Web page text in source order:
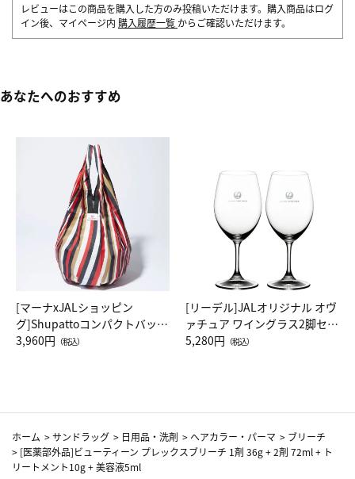
レビューはこの商品を購入した方のみ投稿いただけます。購入商品はログ
イン後、マイページ内 購入履歴一覧 からご確認いただけます。
あなたへのおすすめ
[マーナxJALショッピン
グ]Shupattoコンパクトバッグ
Drop JAL客室乗務員（LC）ス
3,960円 （税込）
[リーデル]JALオリジナル オヴ
ァチュア ワイングラス2脚セッ
ト（レッドワイン）
5,280円 （税込）
ホーム >サンドラッグ > 日用品・洗剤 > ヘアカラー・パーマ > ブリーチ
> [医薬部外品]ビューティーン プレックスブリーチ 1剤 36g + 2剤 72ml + ト
リートメント10g + 美容液5ml